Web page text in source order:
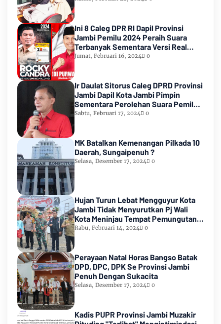
Ini 8 Caleg DPR RI Dapil Provinsi
Jambi Pemilu 2024 Peraih Suara
Terbanyak Sementara Versi Real
Count KPU RI
Jumat, Februari 16, 2024 0
Ir Daulat Sitorus Caleg DPRD Provinsi
Jambi Dapil Kota Jambi Pimpin
Sementara Perolehan Suara Pemilu
2024
Sabtu, Februari 17, 2024 0
MK Batalkan Kemenangan Pilkada 10
Daerah, Sungaipenuh ?
Selasa, Desember 17, 2024 0
Hujan Turun Lebat Mengguyur Kota
Jambi Tidak Menyurutkan Pj Wali
Kota Meninjau Tempat Pemungutan
Suara Pemilu 2024
Rabu, Februari 14, 2024 0
Perayaan Natal Horas Bangso Batak
DPD, DPC, DPK Se Provinsi Jambi
Penuh Dengan Sukacita
Selasa, Desember 17, 2024 0
Kadis PUPR Provinsi Jambi Muzakir